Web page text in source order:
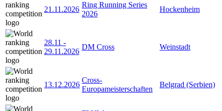
21.11.2026
Ring Running Series
2026
Hockenheim
28.11 -
29.11.2026
DM Cross Weinstadt
13.12.2026
Cross-
Europameisterschaften
Belgrad (Serbien)